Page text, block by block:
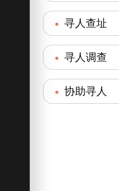
寻人查址
寻人调查
协助寻人